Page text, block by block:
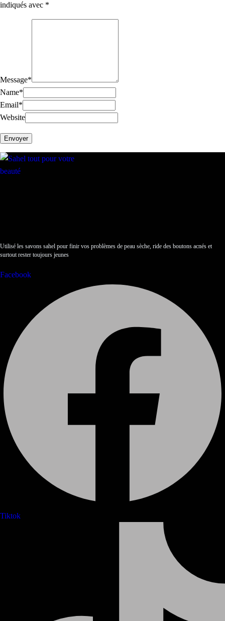
indiqués avec *
Message*
Name*
Email*
Website
Utilisé les savons sahel pour finir vos problèmes de peau sèche, ride des boutons acnés et
surtout rester toujours jeunes
Facebook
Tiktok